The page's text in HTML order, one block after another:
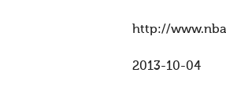
http://
2013-10-04